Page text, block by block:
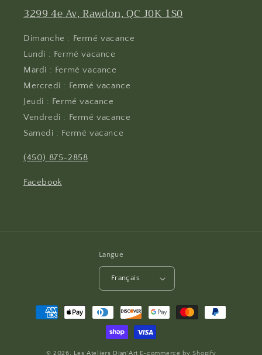
3299 4e Av, Rawdon, QC J0K 1S0
Dimanche : Fermé vacance
Lundi : Fermé vacance
Mardi : Fermé vacance
Mercredi : Fermé vacance
Jeudi : Fermé vacance
Vendredi : Fermé vacance
Samedi : Fermé vacance
(450) 875-2858
Facebook
Langue
Français
Moyens
© 2026, Les Ateliers Dian'Art E-commerce byShopify